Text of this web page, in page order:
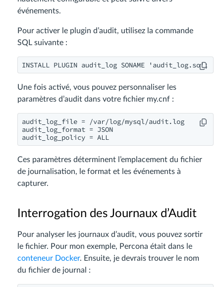
événements.
Pour activer le plugin d’audit, utilisez la commande
SQL suivante :
INSTALL PLUGIN audit_log SONAME 'audit_log.so';
Une fois activé, vous pouvez personnaliser les
paramètres d’audit dans votre fichier my.cnf :
audit_log_file = /var/log/mysql/audit.log
audit_log_format = JSON
audit_log_policy = ALL
Ces paramètres déterminent l’emplacement du fichier
de journalisation, le format et les événements à
capturer.
Interrogation des Journaux d’Audit
Pour analyser les journaux d’audit, vous pouvez sortir
le fichier. Pour mon exemple, Percona était dans le
conteneur Docker. Ensuite, je devrais trouver le nom
du fichier de journal :